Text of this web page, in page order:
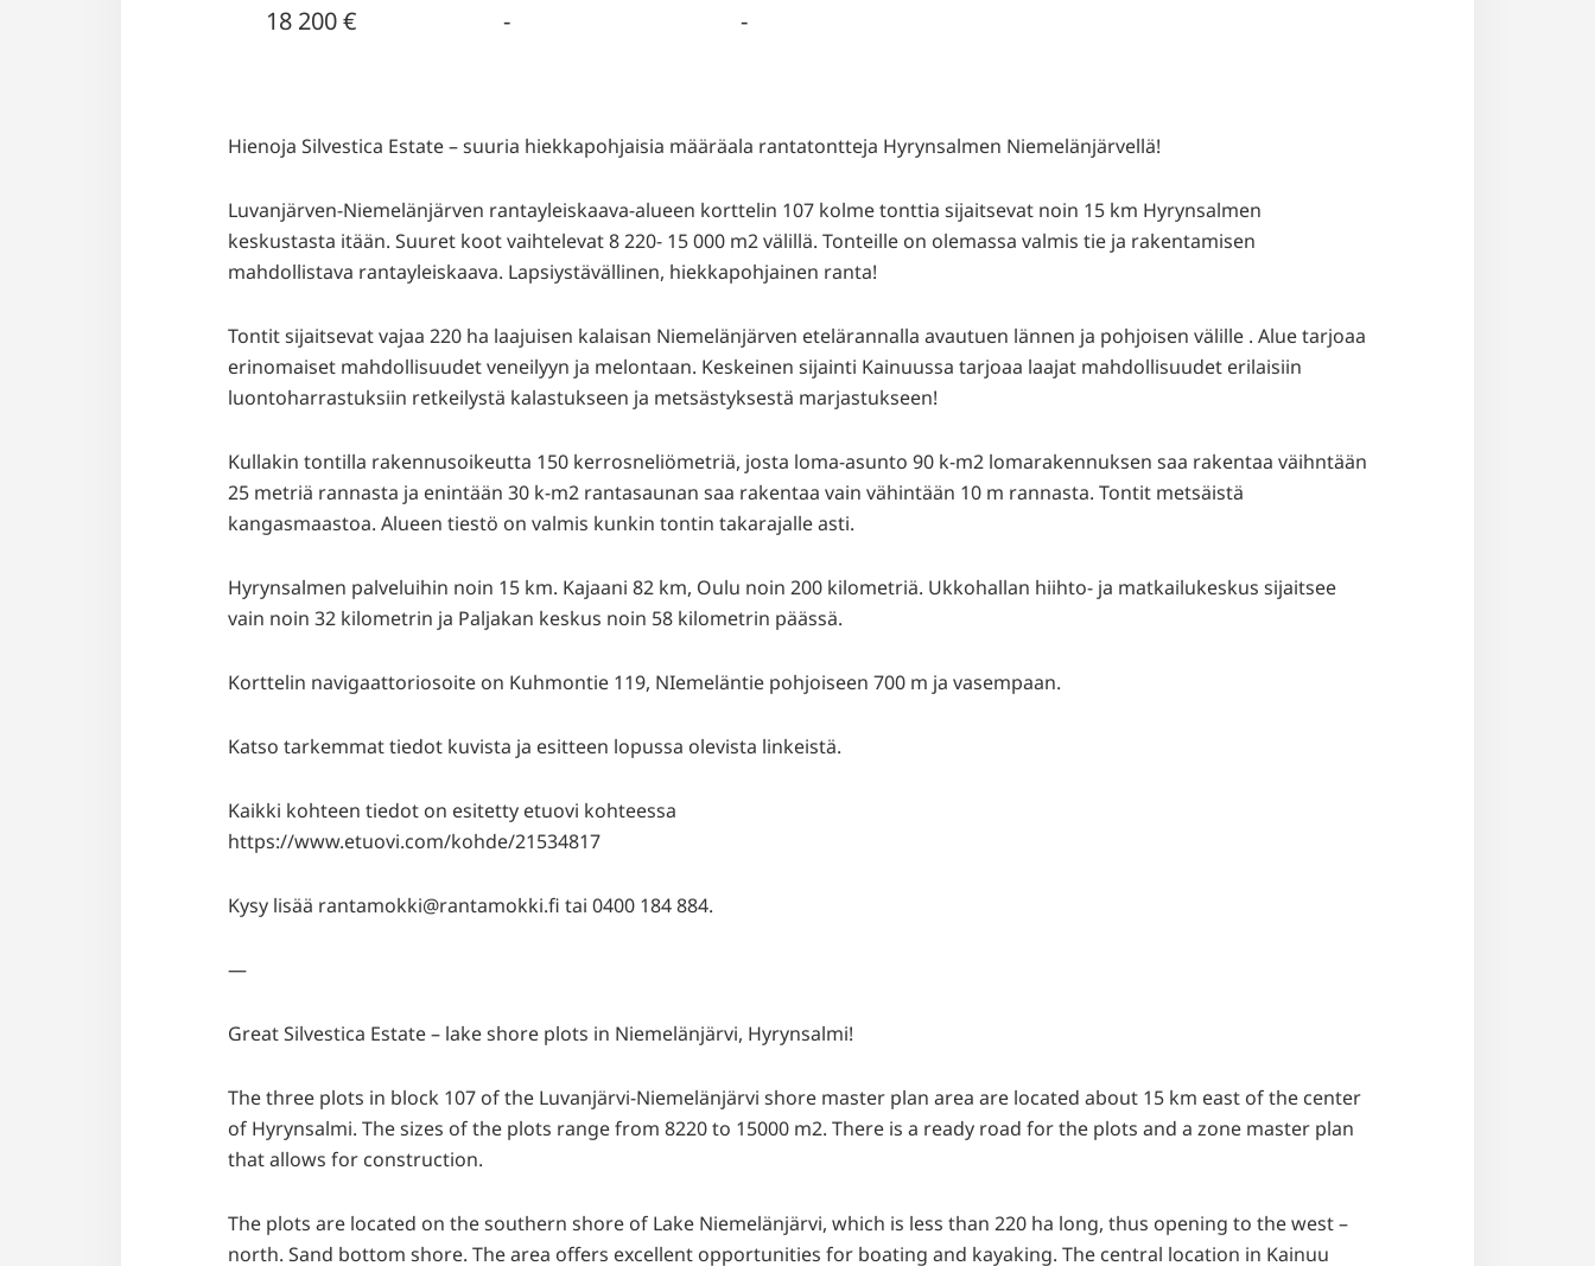
18 200 €
-
-
Hienoja Silvestica Estate – suuria hiekkapohjaisia määräala rantatontteja Hyrynsalmen Niemelänjärvellä!
Luvanjärven-Niemelänjärven rantayleiskaava-alueen korttelin 107 kolme tonttia sijaitsevat noin 15 km Hyrynsalmen
keskustasta itään. Suuret koot vaihtelevat 8 220- 15 000 m2 välillä. Tonteille on olemassa valmis tie ja rakentamisen
mahdollistava rantayleiskaava. Lapsiystävällinen, hiekkapohjainen ranta!
Tontit sijaitsevat vajaa 220 ha laajuisen kalaisan Niemelänjärven etelärannalla avautuen lännen ja pohjoisen välille . Alue tarjoaa
erinomaiset mahdollisuudet veneilyyn ja melontaan. Keskeinen sijainti Kainuussa tarjoaa laajat mahdollisuudet erilaisiin
luontoharrastuksiin retkeilystä kalastukseen ja metsästyksestä marjastukseen!
Kullakin tontilla rakennusoikeutta 150 kerrosneliömetriä, josta loma-asunto 90 k-m2 lomarakennuksen saa rakentaa väihntään
25 metriä rannasta ja enintään 30 k-m2 rantasaunan saa rakentaa vain vähintään 10 m rannasta. Tontit metsäistä
kangasmaastoa. Alueen tiestö on valmis kunkin tontin takarajalle asti.
Hyrynsalmen palveluihin noin 15 km. Kajaani 82 km, Oulu noin 200 kilometriä. Ukkohallan hiihto- ja matkailukeskus sijaitsee
vain noin 32 kilometrin ja Paljakan keskus noin 58 kilometrin päässä.
Korttelin navigaattoriosoite on Kuhmontie 119, NIemeläntie pohjoiseen 700 m ja vasempaan.
Katso tarkemmat tiedot kuvista ja esitteen lopussa olevista linkeistä.
Kaikki kohteen tiedot on esitetty etuovi kohteessa
https://www.etuovi.com/kohde/21534817
Kysy lisää rantamokki@rantamokki.fi tai 0400 184 884.
—
Great Silvestica Estate – lake shore plots in Niemelänjärvi, Hyrynsalmi!
The three plots in block 107 of the Luvanjärvi-Niemelänjärvi shore master plan area are located about 15 km east of the center
of Hyrynsalmi. The sizes of the plots range from 8220 to 15000 m2. There is a ready road for the plots and a zone master plan
that allows for construction.
The plots are located on the southern shore of Lake Niemelänjärvi, which is less than 220 ha long, thus opening to the west –
north. Sand bottom shore. The area offers excellent opportunities for boating and kayaking. The central location in Kainuu